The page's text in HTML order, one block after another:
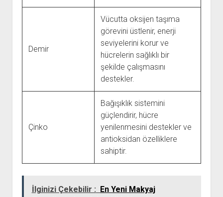
Demir
Vücutta oksijen taşıma
görevini üstlenir, enerji
seviyelerini korur ve
hücrelerin sağlıklı bir
şekilde çalışmasını
destekler.
Çinko
Bağışıklık sistemini
güçlendirir, hücre
yenilenmesini destekler ve
antioksidan özelliklere
sahiptir.
İlginizi Çekebilir : En Yeni Makyaj